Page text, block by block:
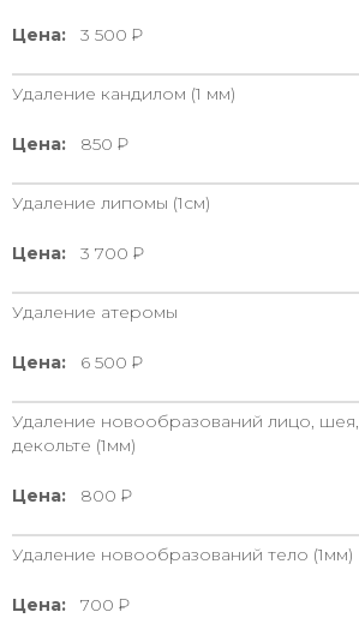
Цена: 3 500
Удаление кандилом (1 мм)
Цена: 850
Удаление липомы (1см)
Цена: 3 700
Удаление атеромы
Цена: 6 500
Удаление новообразований лицо, шея,
декольте (1мм)
Цена: 800
Удаление новообразований тело (1мм)
Цена: 700